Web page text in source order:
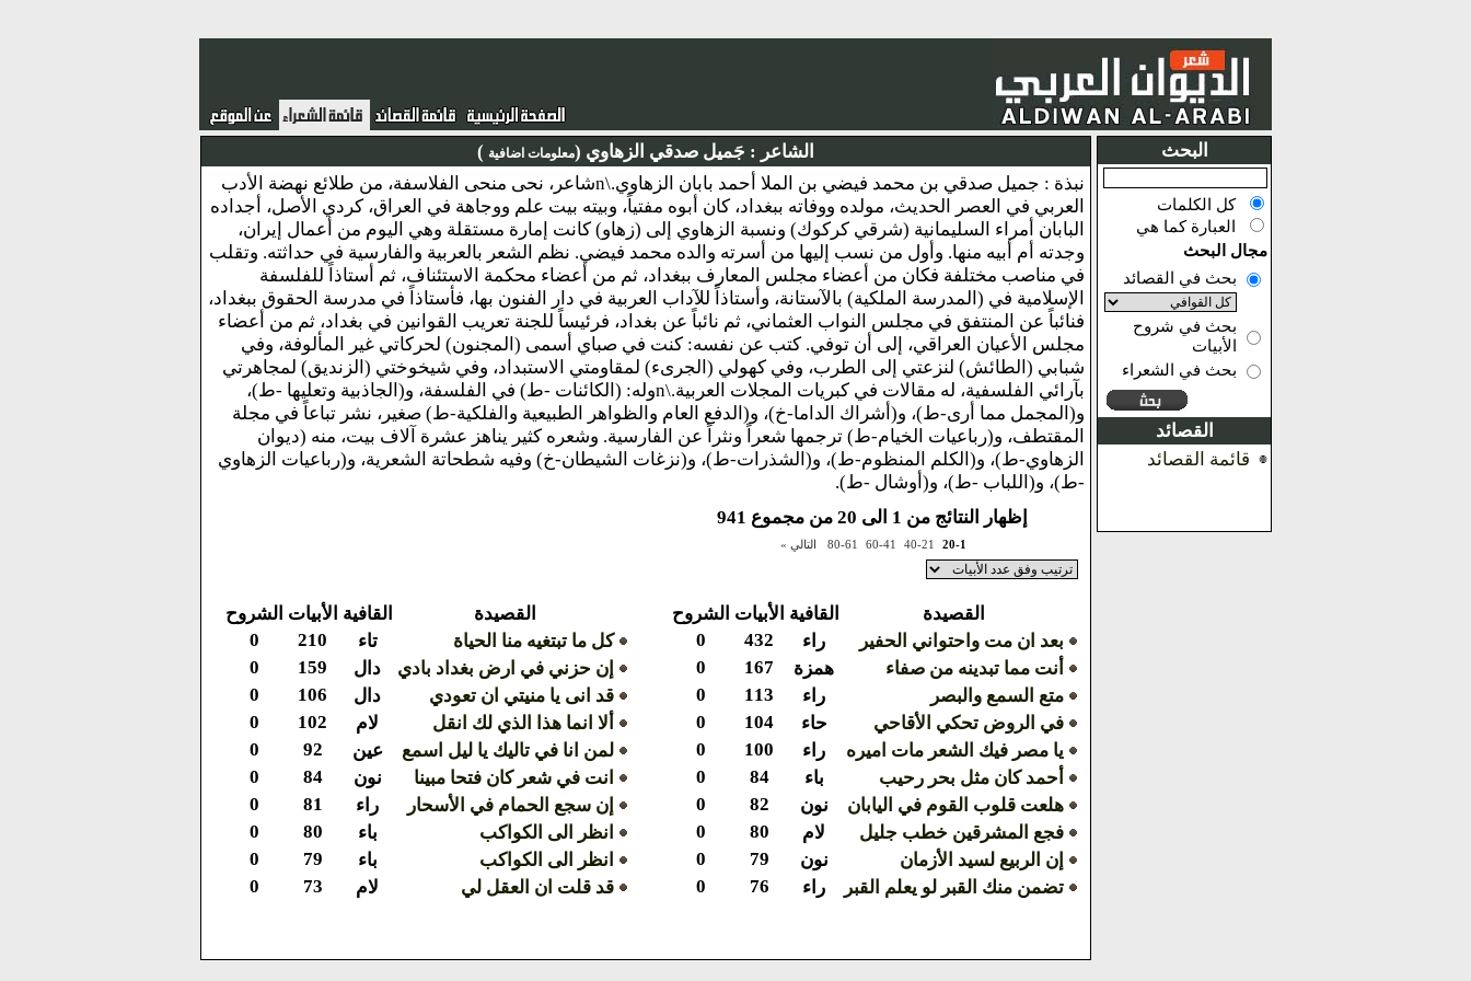
البحث
كل الكلمات
العبارة كما هي
مجال البحث
بحث في القصائد
بحث في شروح
الأبيات
بحث في الشعراء
القصائد
قائمة القصائد
الشاعر : جَميل صدقي الزهاوي (معلومات اضافية )
نبذة : جميل صدقي بن محمد فيضي بن الملا أحمد بابان الزهاوي.\nشاعر، نحى منحى الفلاسفة، من طلائع نهضة الأدب
العربي في العصر الحديث، مولده ووفاته ببغداد، كان أبوه مفتياً، وبيته بيت علم ووجاهة في العراق، كردي الأصل، أجداده
البابان أمراء السليمانية (شرقي كركوك) ونسبة الزهاوي إلى (زهاو) كانت إمارة مستقلة وهي اليوم من أعمال إيران،
وجدته أم أبيه منها. وأول من نسب إليها من أسرته والده محمد فيضي. نظم الشعر بالعربية والفارسية في حداثته. وتقلب
في مناصب مختلفة فكان من أعضاء مجلس المعارف ببغداد، ثم من أعضاء محكمة الاستئناف، ثم أستاذاً للفلسفة
الإسلامية في (المدرسة الملكية) بالآستانة، وأستاذاً للآداب العربية في دار الفنون بها، فأستاذاً في مدرسة الحقوق ببغداد،
فنائباً عن المنتفق في مجلس النواب العثماني، ثم نائباً عن بغداد، فرئيساً للجنة تعريب القوانين في بغداد، ثم من أعضاء
مجلس الأعيان العراقي، إلى أن توفي. كتب عن نفسه: كنت في صباي أسمى (المجنون) لحركاتي غير المألوفة، وفي
شبابي (الطائش) لنزعتي إلى الطرب، وفي كهولي (الجرىء) لمقاومتي الاستبداد، وفي شيخوختي (الزنديق) لمجاهرتي
بآرائي الفلسفية، له مقالات في كبريات المجلات العربية.\nوله: (الكائنات -ط) في الفلسفة، و(الجاذبية وتعليها -ط)،
و(المجمل مما أرى-ط)، و(أشراك الداما-خ)، و(الدفع العام والظواهر الطبيعية والفلكية-ط) صغير، نشر تباعاً في مجلة
المقتطف، و(رباعيات الخيام-ط) ترجمها شعراً ونثراً عن الفارسية. وشعره كثير يناهز عشرة آلاف بيت، منه (ديوان
الزهاوي-ط)، و(الكلم المنظوم-ط)، و(الشذرات-ط)، و(نزغات الشيطان-خ) وفيه شطحاتة الشعرية، و(رباعيات الزهاوي
-ط)، و(اللباب -ط)، و(أوشال -ط).
إظهار النتائج من 1 الى 20 من مجموع 941
20-1
40-21
60-41
80-61 التالي »
القصيدة القافية الأبيات الشروح القصيدة القافية الأبيات الشروح
بعد ان مت واحتواني الحفير
راء 432
0 كل ما تبتغيه منا الحياة تاء 210
0
أنت مما تبدينه من صفاء
همزة 167
0 إن حزني في ارض بغداد بادي دال 159
0
متع السمع والبصر
راء 113
0 قد انى يا منيتي ان تعودي دال 106
0
في الروض تحكي الأقاحي
حاء 104
0 ألا انما هذا الذي لك انقل لام 102
0
يا مصر فيك الشعر مات اميره
راء 100
0 لمن انا في تاليك يا ليل اسمع عين 92
0
أحمد كان مثل بحر رحيب
باء 84
0 انت في شعر كان فتحا مبينا نون 84
0
هلعت قلوب القوم في اليابان
نون 82
0 إن سجع الحمام في الأسحار راء 81
0
فجع المشرقين خطب جليل
لام 80
0 انظر الى الكواكب باء 80
0
إن الربيع لسيد الأزمان
نون 79
0 انظر الى الكواكب باء 79
0
تضمن منك القبر لو يعلم القبر
راء 76
0 قد قلت ان العقل لي لام 73
0